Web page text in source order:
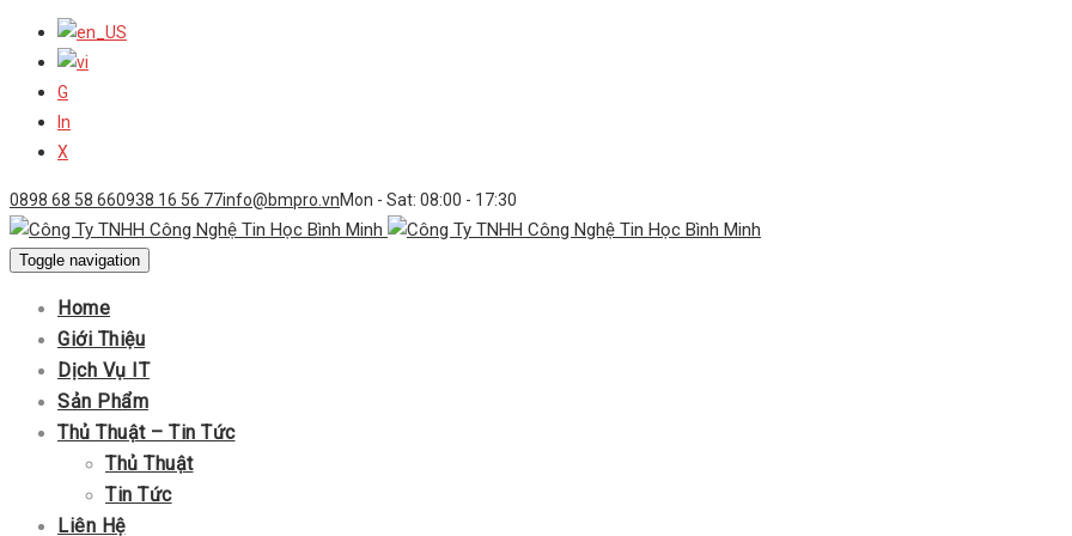
G
In
X
0898 68 58 660938 16 56 77info@bmpro.vnMon - Sat: 08:00 - 17:30
Toggle navigation
Home
Giới Thiệu
Dịch Vụ IT
Sản Phẩm
Thủ Thuật – Tin Tức
Thủ Thuật
Tin Tức
Liên Hệ